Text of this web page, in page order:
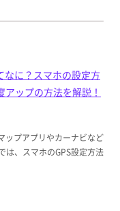
なに？スマホの設定方
アップの方法を解説！
ップアプリやカーナビなど
は、スマホのGPS設定方法